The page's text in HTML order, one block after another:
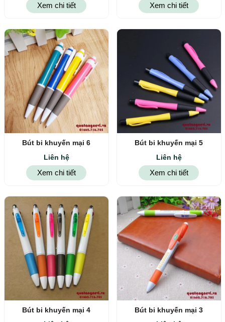
Xem chi tiết Xem chi tiết
Bút bi khuyến mại 6
Liên hệ
Xem chi tiết
Bút bi khuyến mại 5
Liên hệ
Xem chi tiết
Bút bi khuyến mại 4
Bút bi khuyến mại 3